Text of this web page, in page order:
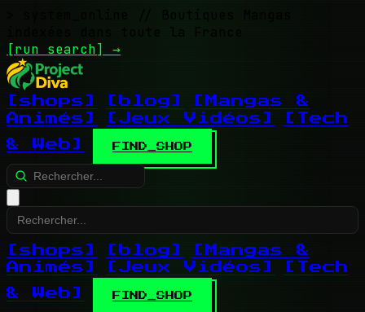
indexées dans toute la France
[run search] →
[shops] [blog]
[Mangas &
Animés]
[Jeux Vidéos]
[Tech
& Web]
FIND_SHOP
[shops] [blog]
[Mangas &
Animés]
[Jeux Vidéos]
[Tech
& Web]
FIND_SHOP